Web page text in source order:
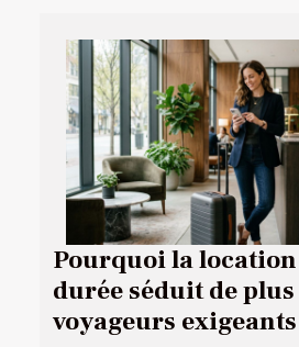
Pourquoi la
durée séduit de
voyageurs exigeants